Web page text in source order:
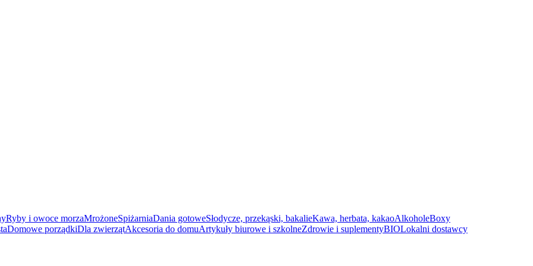
Ryby i owoce morzaMrożoneSpiżarniaDania gotoweSłodycze, przekąski, bakalieKawa, herbata, kakaoAlkoholeBoxy
Domowe porządkiDla zwierzątAkcesoria do domuArtykuły biurowe i szkolneZdrowie i suplementyBIOLokalni dostawcy